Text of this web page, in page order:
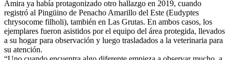
Amira ya había protagonizado otro hallazgo en 2019, cuando
registró al Pingüino de Penacho Amarillo del Este (Eudyptes
chrysocome filholi), también en Las Grutas. En ambos casos, los
ejemplares fueron asistidos por el equipo del área protegida, llevados
a su hogar para observación y luego trasladados a la veterinaria para
su atención.